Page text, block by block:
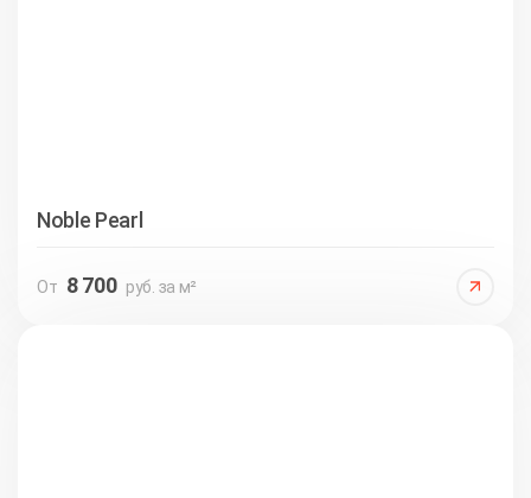
Noble Pearl
От 8 700 руб. за м²